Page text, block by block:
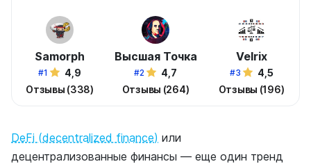
Samorph
#1
4,9
Отзывы (338)
Высшая Точка
#2
4,7
Отзывы (264)
Velrix
#3
4,5
Отзывы (196)
DeFi (decentralized finance) или
децентрализованные финансы — еще один тренд